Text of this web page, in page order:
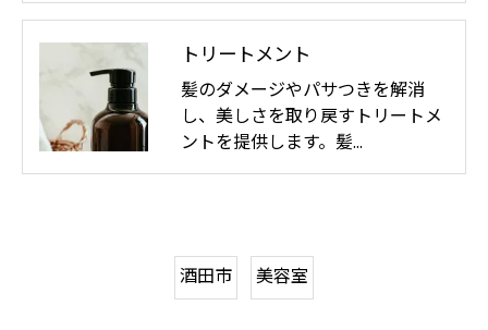
トリートメント
髪のダメージやパサつきを解消
し、美しさを取り戻すトリートメ
ントを提供します。髪…
酒田市 美容室